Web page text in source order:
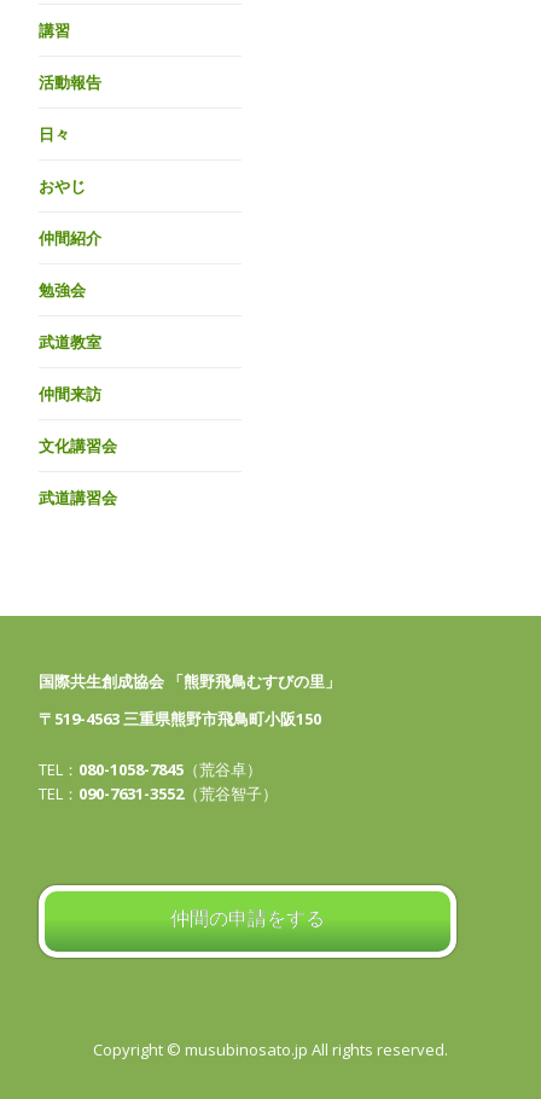
講習
活動報告
日々
おやじ
仲間紹介
勉強会
武道教室
仲間来訪
文化講習会
武道講習会
国際共生創成協会 「熊野飛鳥むすびの里」
〒519-4563 三重県熊野市飛鳥町小阪150
TEL： 080-1058-7845 （荒谷卓）
TEL： 090-7631-3552（荒谷智子）
仲間の申請をする
Copyright © musubinosato.jp All rights reserved.